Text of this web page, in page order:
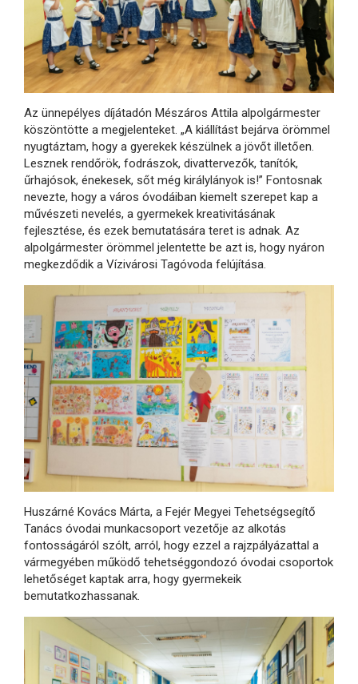
Az ünnepélyes díjátadón Mészáros Attila alpolgármester
köszöntötte a megjelenteket. „A kiállítást bejárva örömmel
nyugtáztam, hogy a gyerekek készülnek a jövőt illetően.
Lesznek rendőrök, fodrászok, divattervezők, tanítók,
űrhajósok, énekesek, sőt még királylányok is!” Fontosnak
nevezte, hogy a város óvodáiban kiemelt szerepet kap a
művészeti nevelés, a gyermekek kreativitásának
fejlesztése, és ezek bemutatására teret is adnak. Az
alpolgármester örömmel jelentette be azt is, hogy nyáron
megkezdődik a Vízivárosi Tagóvoda felújítása.
Huszárné Kovács Márta, a Fejér Megyei Tehetségsegítő
Tanács óvodai munkacsoport vezetője az alkotás
fontosságáról szólt, arról, hogy ezzel a rajzpályázattal a
vármegyében működő tehetséggondozó óvodai csoportok
lehetőséget kaptak arra, hogy gyermekeik
bemutatkozhassanak.